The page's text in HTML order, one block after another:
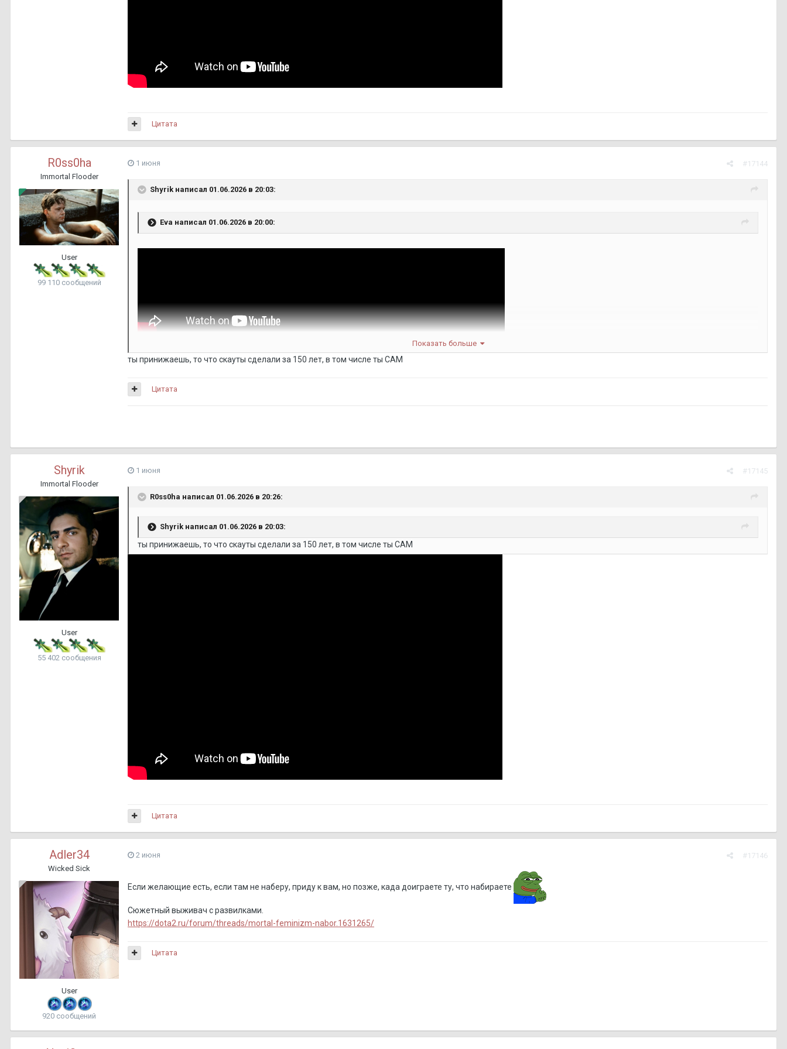
Цитата
R0ss0ha
Immortal Flooder
User
99 110 сообщений
#17144
1 июня
Shyrik написал 01.06.2026 в 20:03:
Eva написал 01.06.2026 в 20:00:
Показать больше
ты принижаешь, то что скауты сделали за 150 лет, в том числе ты САМ
Цитата
Shyrik
Immortal Flooder
User
55 402 сообщения
#17145
1 июня
R0ss0ha написал 01.06.2026 в 20:26:
Shyrik написал 01.06.2026 в 20:03:
ты принижаешь, то что скауты сделали за 150 лет, в том числе ты САМ
Цитата
Adler34
Wicked Sick
User
920 сообщений
#17146
2 июня
Если желающие есть, если там не наберу, приду к вам, но позже, када доиграете ту, что набираете
Сюжетный выживач с развилками.
https://dota2.ru/forum/threads/mortal-feminizm-nabor.1631265/
Цитата